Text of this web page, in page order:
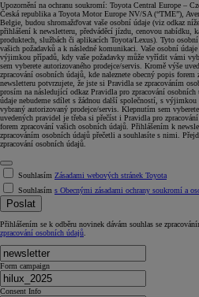
Upozornění na ochranu soukromí: Toyota Central Europe –
Česká republika a Toyota Motor Europe NV/SA (“TME”),
Belgie, budou shromažďovat vaše osobní údaje (viz odkaz
přihlášení k newsletteru, předváděcí jízdu, cenovou nabídku,
produktech, službách či aplikacích Toyota/Lexus). Tyto
vašich požadavků a k následné komunikaci. Vaše osobní
výjimkou případů, kdy vaše požadavky může vyřídit vámi
sem vyberete autorizovaného prodejce/servis. Kromě výše
zpracování osobních údajů, kde naleznete obecný popis
newsletteru potvrzujete, že jste si Pravidla se zpracováním
prosím na následující odkaz Pravidla pro zpracování
údaje nebudeme sdílet s žádnou další společností, s
vybraný autorizovaný prodejce/servis. Klepnutím sem
uvedených pravidel je třeba si přečíst i Pravidla pro
forem zpracování vašich osobních údajů. Přihlášením k
zpracováním osobních údajů přečetli a souhlasíte s nimi.
zpracování osobních údajů.
Souhlasím Zásadami webových stránek Toyota
Souhlasím s Obecnými zásadami ochrany soukromí a
Poslat
Přihlášením se k odběru novinek dávám souhlas se
zpracování osobních údajů.
Form campaign
Consent Info